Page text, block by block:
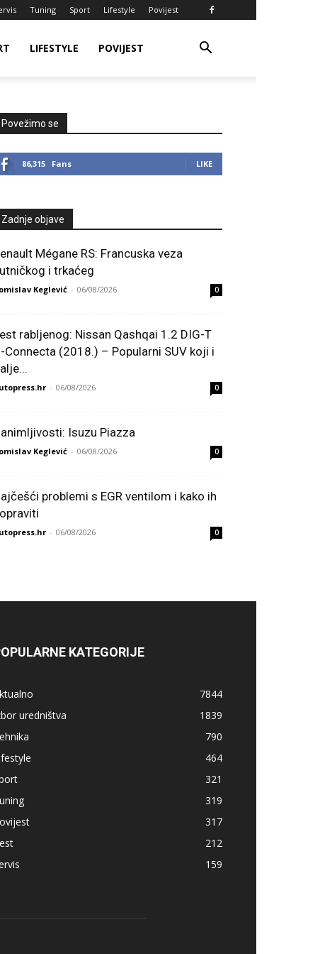
Tuning Sport Lifestyle Povijest
LIFESTYLE POVIJEST
Povežimo se
86,315 Fans LIKE
Zadnje objave
Mégane RS: Francuska veza
i trkaćeg
Keglević - 06/08/2026 0
rabljenog: Nissan Qashqai 1.2 DIG-T
Connecta (2018.) – Popularni SUV koji i
- 06/08/2026 0
Isuzu Piazza
Keglević - 06/08/2026 0
problemi s EGR ventilom i kako ih
- 06/08/2026 0
KATEGORIJE
7844
uredništva
1839
790
464
321
319
317
212
159